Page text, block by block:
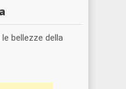
bellezze della